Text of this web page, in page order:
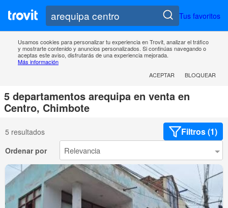
Tus favoritos
Usamos cookies para personalizar tu experiencia en Trovit, analizar el tráfico
y mostrarte contenido y anuncios personalizados. Si continúas navegando o
aceptas este aviso, disfrutarás de una experiencia mejorada.
Más información
ACEPTAR
BLOQUEAR
5 departamentos arequipa en venta en
Centro, Chimbote
5 resultados Filtros (1)
Ordenar por